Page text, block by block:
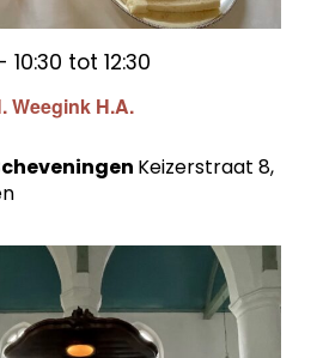
Weegink H.A.
10:30 tot 12:30
Keizerstraat 8,